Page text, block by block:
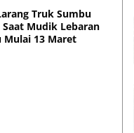
Truk Sumbu
Mudik Lebaran
Mulai 13 Maret